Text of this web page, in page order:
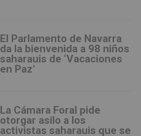
El Parlamento de Navarra
da la bienvenida a 98 niños
saharauis de ‘Vacaciones
en Paz’
La Cámara Foral pide
otorgar asilo a los
activistas saharauis que se